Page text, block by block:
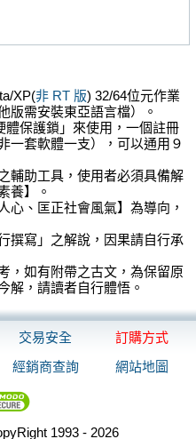
XP(非 RT 版) 32/64位元作業
版需安裝東亞語言檔）。
體保護鎖」來使用，一個註冊
一套軟體一支），可以通用９
輔助工具，使用者必須具備解
養】。
心、匡正社會風氣】為導向，
撰寫」之解說，因果請自行承
，如有附帶之古文，為保留原
解，請讀者自行體悟。
交易安全
訂購方式
經銷商查詢 網站地圖
1993 - 2026